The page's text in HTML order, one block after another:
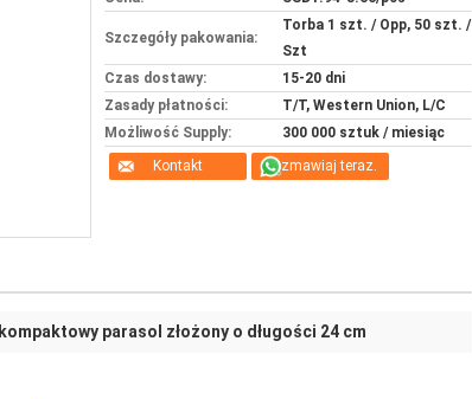
Szczegóły pakowania:
Torba 1 szt. / Opp, 50 szt. /
Szt
Czas dostawy:
15-20 dni
Zasady płatności:
T/T, Western Union, L/C
Możliwość Supply:
300 000 sztuk / miesiąc
Kontakt
Rozmawiaj teraz.
kompaktowy parasol złożony o długości 24 cm